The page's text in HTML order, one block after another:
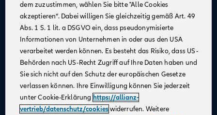
Businesspläne mitErfolgsgarantie
Unterstützung bei derUnternehmensgründung
Bestehender Kundenstamm
Qualifizierte Weiterbildung
Attraktive Verdienstmöglichkeiten
Digitale Verkaufsinstrumente
KostenfreieUnterstützung durch
dem zuzustimmen, wählen Sie bitte "Alle Cookies
akzeptieren“. Dabei willigen Sie gleichzeitig gemäß Art. 49
Abs. 1 S. 1 lit. a DSGVO ein, dass pseudonymisierte
Informationen von Unternehmen in oder aus den USA
verarbeitet werden können. Es besteht das Risiko, dass US-
Behörden nach US-Recht Zugriff auf Ihre Daten haben und
Sie sich nicht auf den Schutz der europäischen Gesetze
verlassen können. Ihre Einwilligung können Sie jederzeit
unter Cookie-Erklärung https://allianz-
vertrieb/datenschutz/cookieswiderrufen. Weitere